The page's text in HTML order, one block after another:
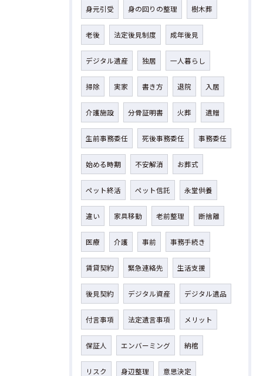
身元引受 身の回りの整理 樹木葬
老後 法定後見制度 成年後見
デジタル遺産 独居 一人暮らし
掃除 実家 書き方 退院 入居
介護施設 分骨証明書 火葬 遺贈
生前事務委任 死後事務委任 事務委任
始める時期 不安解消 お葬式
ペット終活 ペット信託 永堂供養
違い 家具移動 老前整理 断捨離
医療 介護 事前 事務手続き
賃貸契約 緊急連絡先 生活支援
後見契約 デジタル資産 デジタル遺品
付言事項 法定遺言事項 メリット
保証人 エンバーミング 納棺
リスク 身辺整理 意思決定